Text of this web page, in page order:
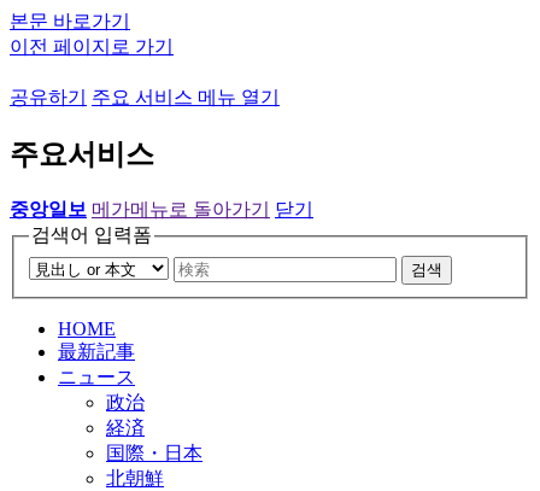
본문 바로가기
이전 페이지로 가기
공유하기 주요 서비스 메뉴 열기
주요서비스
중앙일보 메가메뉴로 돌아가기
닫기
검색어 입력폼
검색
HOME
最新記事
ニュース
政治
経済
国際・日本
北朝鮮